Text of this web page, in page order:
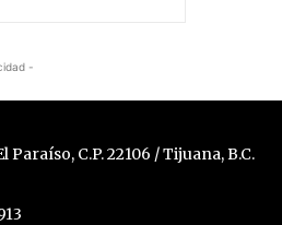
-
Paraíso, C.P. 22106 / Tijuana, B.C.